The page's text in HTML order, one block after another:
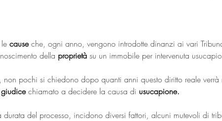
cause che, ogni anno, vengono introdotte dinanzi ai vari
della proprietà su un immobile per intervenuta
non pochi si chiedono dopo quanti anni questo diritto reale
giudice chiamato a decidere la causa di usucapione.
durata del processo, incidono diversi fattori, alcuni mutevoli di